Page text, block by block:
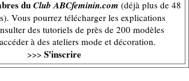
duClub ABCfeminin.com (déjà plus de 48
Vous pourrez télécharger les explications
des tutoriels de près de 200 modèles
à des ateliers mode et décoration.
>>> S'inscrire